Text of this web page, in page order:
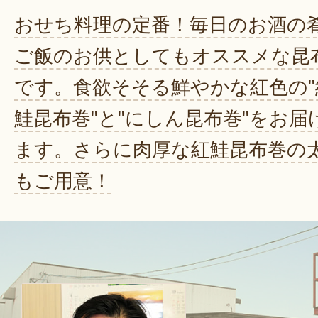
おせち料理の定番！毎日のお酒の
ご飯のお供としてもオススメな昆
です。食欲そそる鮮やかな紅色の
鮭昆布巻"と"にしん昆布巻"をお届
ます。さらに肉厚な紅鮭昆布巻の
もご用意！